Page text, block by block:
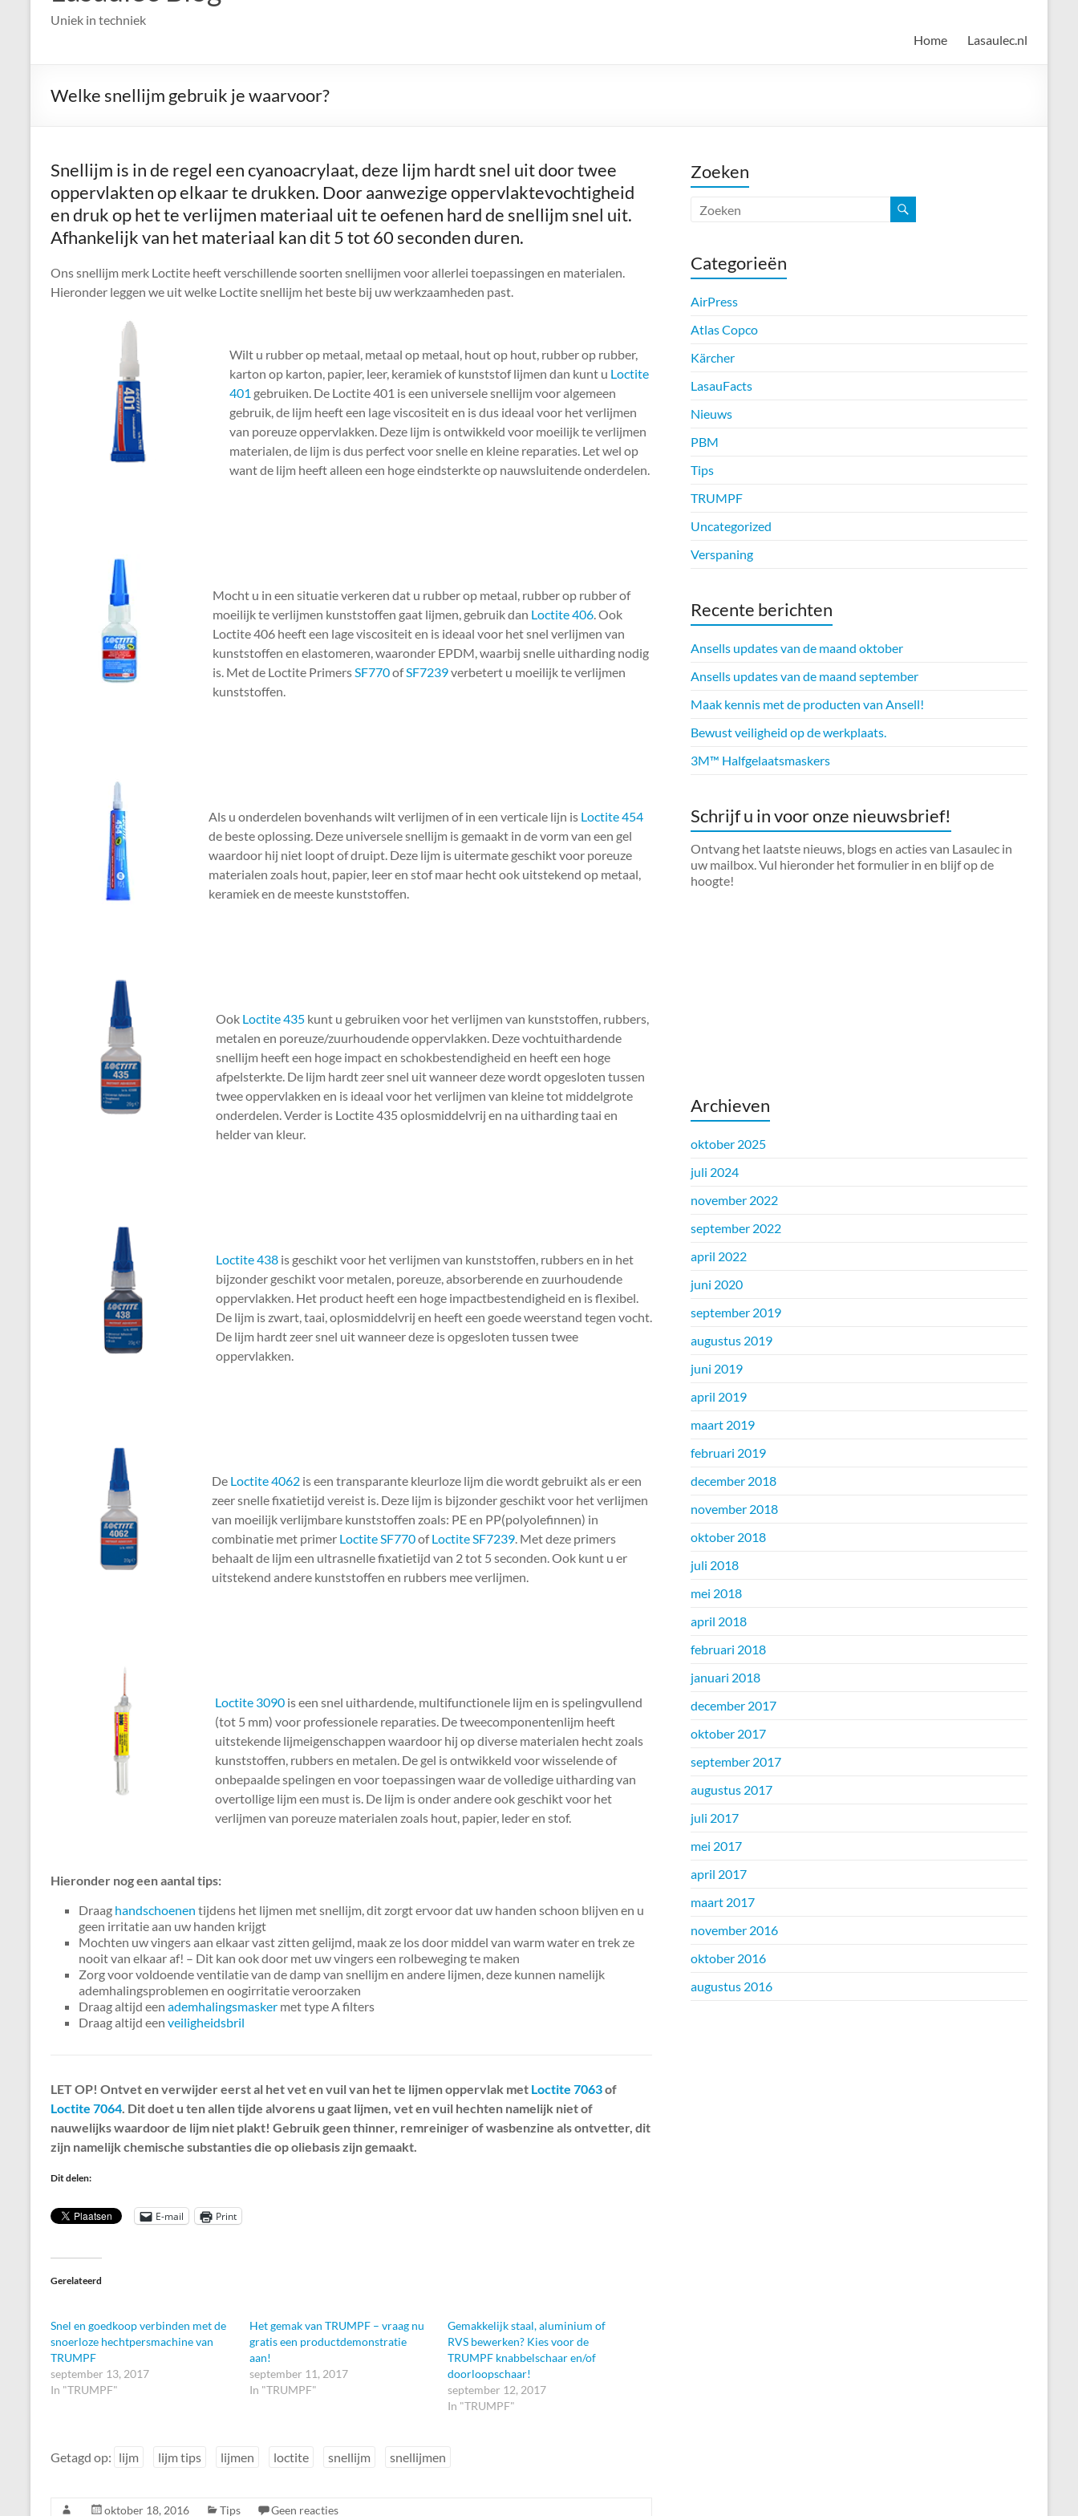
Uniek in techniek
Home
Lasaulec.nl
Welke snellijm gebruik je waarvoor?
Snellijm is in de regel een cyanoacrylaat, deze lijm hardt snel uit door twee
oppervlakten op elkaar te drukken. Door aanwezige oppervlaktevochtigheid
en druk op het te verlijmen materiaal uit te oefenen hard de snellijm snel uit.
Afhankelijk van het materiaal kan dit 5 tot 60 seconden duren.
Ons snellijm merk Loctite heeft verschillende soorten snellijmen voor allerlei toepassingen en materialen.
Hieronder leggen we uit welke Loctite snellijm het beste bij uw werkzaamheden past.
Wilt u rubber op metaal, metaal op metaal, hout op hout, rubber op rubber,
karton op karton, papier, leer, keramiek of kunststof lijmen dan kunt u Loctite
401 gebruiken. De Loctite 401 is een universele snellijm voor algemeen
gebruik, de lijm heeft een lage viscositeit en is dus ideaal voor het verlijmen
van poreuze oppervlakken. Deze lijm is ontwikkeld voor moeilijk te verlijmen
materialen, de lijm is dus perfect voor snelle en kleine reparaties. Let wel op
want de lijm heeft alleen een hoge eindsterkte op nauwsluitende onderdelen.
Mocht u in een situatie verkeren dat u rubber op metaal, rubber op rubber of
moeilijk te verlijmen kunststoffen gaat lijmen, gebruik dan Loctite 406. Ook
Loctite 406 heeft een lage viscositeit en is ideaal voor het snel verlijmen van
kunststoffen en elastomeren, waaronder EPDM, waarbij snelle uitharding nodig
is. Met de Loctite PrimersSF770ofSF7239verbetert u moeilijk te verlijmen
kunststoffen.
Als u onderdelen bovenhands wilt verlijmen of in een verticale lijn is Loctite 454
de beste oplossing. Deze universele snellijm is gemaakt in de vorm van een gel
waardoor hij niet loopt of druipt. Deze lijm is uitermate geschikt voor poreuze
materialen zoals hout, papier, leer en stof maar hecht ook uitstekend op metaal,
keramiek en de meeste kunststoffen.
Ook Loctite 435 kunt u gebruiken voor het verlijmen van kunststoffen, rubbers,
metalen en poreuze/zuurhoudende oppervlakken. Deze vochtuithardende
snellijm heeft een hoge impact en schokbestendigheid en heeft een hoge
afpelsterkte. De lijm hardt zeer snel uit wanneer deze wordt opgesloten tussen
twee oppervlakken en is ideaal voor het verlijmen van kleine tot middelgrote
onderdelen. Verder is Loctite 435 oplosmiddelvrij en na uitharding taai en
helder van kleur.
Loctite 438 is geschikt voor het verlijmen van kunststoffen, rubbers en in het
bijzonder geschikt voor metalen, poreuze, absorberende en zuurhoudende
oppervlakken. Het product heeft een hoge impactbestendigheid en is flexibel.
De lijm is zwart, taai, oplosmiddelvrij en heeft een goede weerstand tegen vocht.
De lijm hardt zeer snel uit wanneer deze is opgesloten tussen twee
oppervlakken.
De Loctite 4062 is een transparante kleurloze lijm die wordt gebruikt als er een
zeer snelle fixatietijd vereist is. Deze lijm is bijzonder geschikt voor het verlijmen
van moeilijk verlijmbare kunststoffen zoals: PE en PP(polyolefinnen) in
combinatie met primer Loctite SF770ofLoctite SF7239. Met deze primers
behaalt de lijm een ultrasnelle fixatietijd van 2 tot 5 seconden. Ook kunt u er
uitstekend andere kunststoffen en rubbers mee verlijmen.
Loctite 3090 is een snel uithardende, multifunctionele lijm en is spelingvullend
(tot 5 mm) voor professionele reparaties. De tweecomponentenlijm heeft
uitstekende lijmeigenschappen waardoor hij op diverse materialen hecht zoals
kunststoffen, rubbers en metalen. De gel is ontwikkeld voor wisselende of
onbepaalde spelingen en voor toepassingen waar de volledige uitharding van
overtollige lijm een must is. De lijm is onder andere ook geschikt voor het
verlijmen van poreuze materialen zoals hout, papier, leder en stof.
Hieronder nog een aantal tips:
Draag handschoenen tijdens het lijmen met snellijm, dit zorgt ervoor dat uw handen schoon blijven en u
geen irritatie aan uw handen krijgt
Mochten uw vingers aan elkaar vast zitten gelijmd, maak ze los door middel van warm water en trek ze
nooit van elkaar af! – Dit kan ook door met uw vingers een rolbeweging te maken
Zorg voor voldoende ventilatie van de damp van snellijm en andere lijmen, deze kunnen namelijk
ademhalingsproblemen en oogirritatie veroorzaken
Draag altijd een ademhalingsmasker met type A filters
Draag altijd een veiligheidsbril
LET OP! Ontvet en verwijder eerst al het vet en vuil van het te lijmen oppervlak met Loctite 7063of
Loctite 7064. Dit doet u ten allen tijde alvorens u gaat lijmen, vet en vuil hechten namelijk niet of
nauwelijks waardoor de lijm niet plakt! Gebruik geen thinner, remreiniger of wasbenzine als ontvetter, dit
zijn namelijk chemische substanties die op oliebasis zijn gemaakt.
Dit delen:
E-mail Print
Gerelateerd
Snel en goedkoop verbinden met de
snoerloze hechtpersmachine van
TRUMPF
september 13, 2017
In "TRUMPF"
Het gemak van TRUMPF – vraag nu
gratis een productdemonstratie
aan!
september 11, 2017
In "TRUMPF"
Gemakkelijk staal, aluminium of
RVS bewerken? Kies voor de
TRUMPF knabbelschaar en/of
doorloopschaar!
september 12, 2017
In "TRUMPF"
Getagd op: lijm lijm tips lijmen loctite snellijm snellijmen
oktober 18, 2016 Tips Geen reacties
Zoeken
Categorieën
AirPress
Atlas Copco
Kärcher
LasauFacts
Nieuws
PBM
Tips
TRUMPF
Uncategorized
Verspaning
Recente berichten
Ansells updates van de maand oktober
Ansells updates van de maand september
Maak kennis met de producten van Ansell!
Bewust veiligheid op de werkplaats.
3M™ Halfgelaatsmaskers
Schrijf u in voor onze nieuwsbrief!
Ontvang het laatste nieuws, blogs en acties van Lasaulec in
uw mailbox. Vul hieronder het formulier in en blijf op de
hoogte!
Archieven
oktober 2025
juli 2024
november 2022
september 2022
april 2022
juni 2020
september 2019
augustus 2019
juni 2019
april 2019
maart 2019
februari 2019
december 2018
november 2018
oktober 2018
juli 2018
mei 2018
april 2018
februari 2018
januari 2018
december 2017
oktober 2017
september 2017
augustus 2017
juli 2017
mei 2017
april 2017
maart 2017
november 2016
oktober 2016
augustus 2016